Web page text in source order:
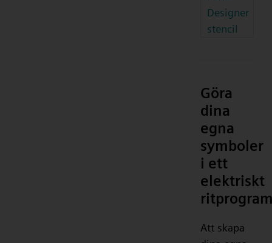
Designer
stencil
Göra
dina
egna
symboler
i ett
elektriskt
Att skapa